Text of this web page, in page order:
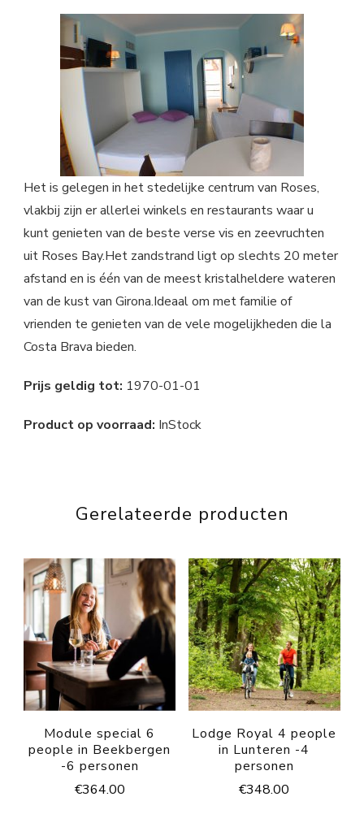
Het is gelegen in het stedelijke centrum van Roses,
vlakbij zijn er allerlei winkels en restaurants waar u
kunt genieten van de beste verse vis en zeevruchten
uit Roses Bay.Het zandstrand ligt op slechts 20 meter
afstand en is één van de meest kristalheldere wateren
van de kust van Girona.Ideaal om met familie of
vrienden te genieten van de vele mogelijkheden die la
Costa Brava bieden.
Prijs geldig tot: 1970-01-01
Product op voorraad: InStock
Gerelateerde producten
Module special 6
people in Beekbergen
-6 personen
€364.00
Lodge Royal 4 people
in Lunteren -4
personen
€348.00